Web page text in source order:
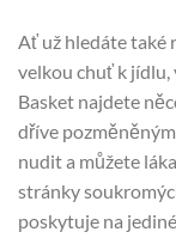
Ať už hledáte také
velkou chuť k jídlu,
Basket najdete
dříve
nudit a můžete
stránky
poskytuje na